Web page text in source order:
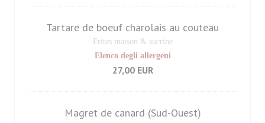
Tartare de boeuf charolais au couteau
Frites maison & sucrine
Elenco degli allergeni
27,00 EUR
Magret de canard (Sud-Ouest)